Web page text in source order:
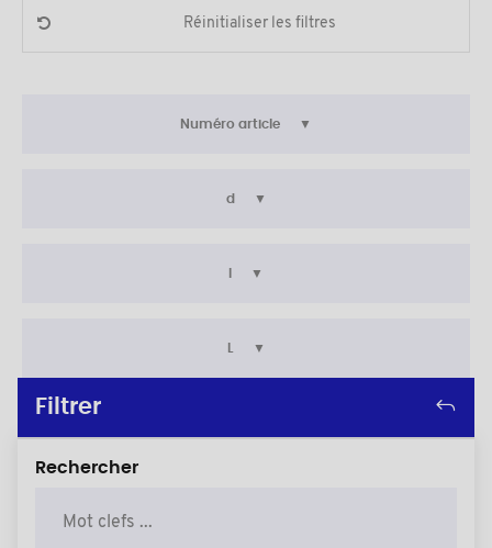
Réinitialiser les filtres
Numéro article
d
L
Filtrer
Rechercher